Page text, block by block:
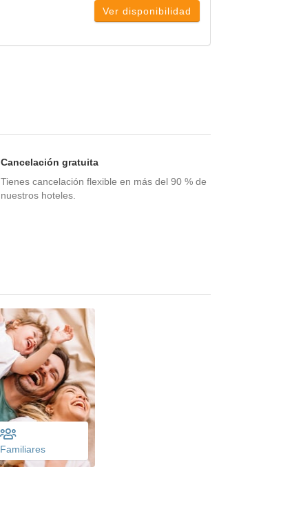
Ver disponibilidad
Cancelación gratuita
Tienes cancelación flexible en más del 90 % de
nuestros hoteles.
Familiares